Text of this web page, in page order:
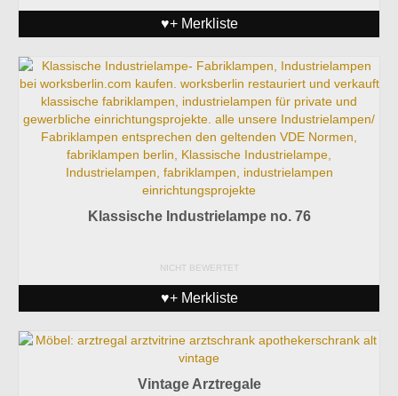
♥+ Merkliste
Klassische Industrielampe no. 76
NICHT BEWERTET
♥+ Merkliste
Vintage Arztregale